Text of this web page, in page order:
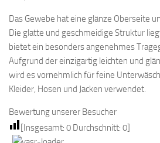
Das Gewebe hat eine glänze Oberseite
Die glatte und geschmeidige Struktur
bietet ein besonders angenehmes
Aufgrund der einzigartig leichten und
wird es vornehmlich für feine
Kleider, Hosen und Jacken verwendet.
Bewertung unserer Besucher
[Insgesamt: 0 Durchschnitt: 0]